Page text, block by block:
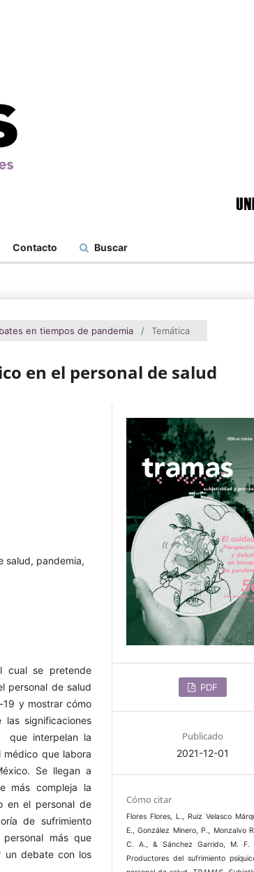
Contacto Buscar
en tiempos de pandemia / Temática
en el personal de salud
salud, pandemia,
cual se pretende
personal de salud
19 y mostrar cómo
significaciones
que interpelan la
médico que labora
Se llegan a
más compleja la
en el personal de
de sufrimiento
más que
un debate con los
PDF
Publicado
2021-12-01
Cómo citar
Flores Flores, L., Ruiz Velasco
E., González Minero, P., Monzalvo
C. A., & Sánchez Garrido, M. F.
Productores del sufrimiento